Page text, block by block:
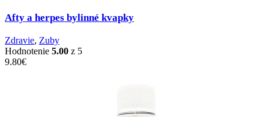
Afty a herpes bylinné kvapky
Zdravie, Zuby
Hodnotenie 5.00 z 5
9.80€